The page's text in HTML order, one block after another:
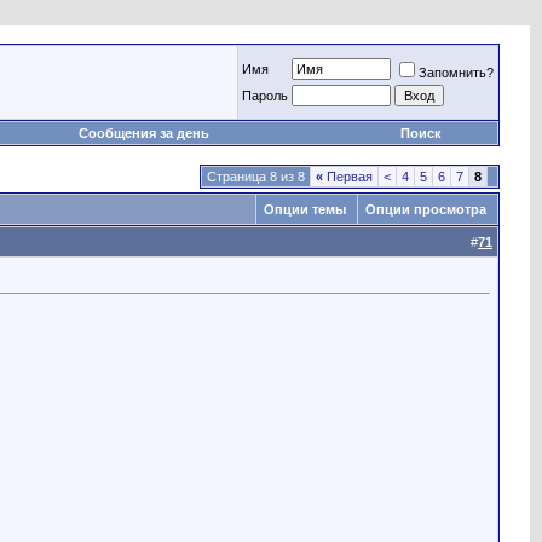
Имя
Запомнить?
Пароль
Сообщения за день Поиск
Страница 8 из 8 « Первая < 4 5 6 7 8
Опции темы Опции просмотра
#71